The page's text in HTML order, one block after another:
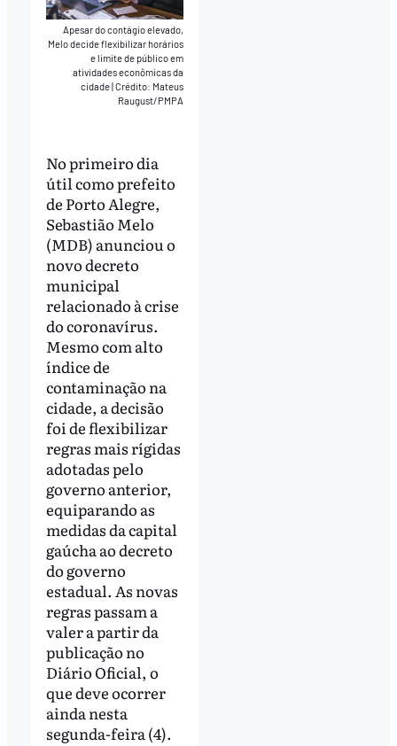
Apesar do contágio elevado,
Melo decide flexibilizar horários
e limite de público em
atividades econômicas da
cidade|Crédito: Mateus
Raugust/PMPA
No primeiro dia
útil como prefeito
de Porto Alegre,
Sebastião Melo
(MDB) anunciou o
novo decreto
municipal
relacionado à crise
do coronavírus.
Mesmo com alto
índice de
contaminação na
cidade, a decisão
foi de flexibilizar
regras mais rígidas
adotadas pelo
governo anterior,
equiparando as
medidas da capital
gaúcha ao decreto
do governo
estadual. As novas
regras passam a
valer a partir da
publicação no
Diário Oficial, o
que deve ocorrer
ainda nesta
segunda-feira (4).